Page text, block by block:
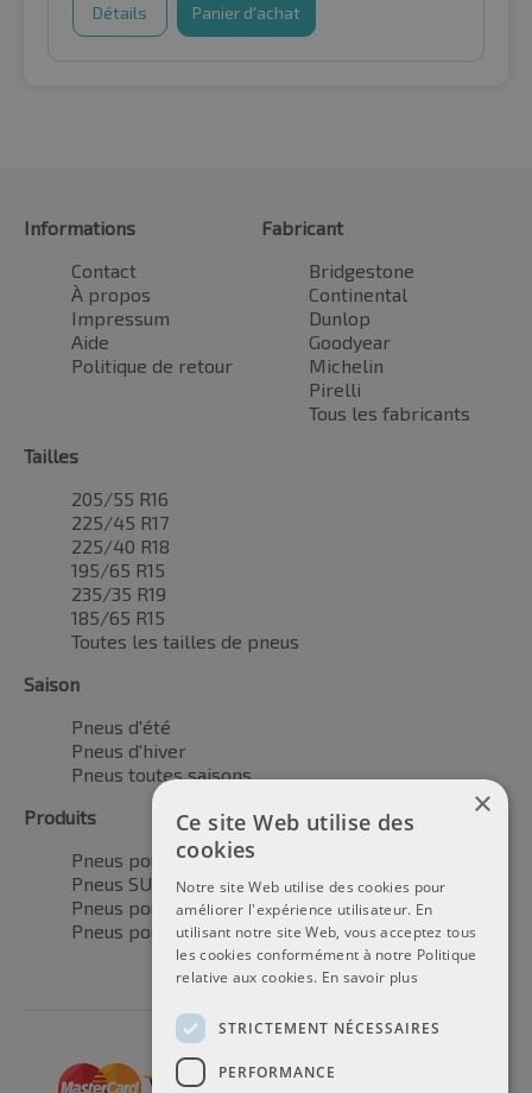
Détails Panier d'achat
Informations
Contact
À propos
Impressum
Aide
Politique de retour
Fabricant
Bridgestone
Continental
Dunlop
Goodyear
Michelin
Pirelli
Tous les fabricants
Tailles
205/55 R16
225/45 R17
225/40 R18
195/65 R15
235/35 R19
185/65 R15
Toutes les tailles de pneus
Saison
Pneus d'été
Pneus d'hiver
Pneus toutes saisons
Produits
Pneus pour voitures
Pneus SUV / 4x4
Pneus pour camionnettes
Pneus pour motos
×
Ce site Web utilise des
cookies
Notre site Web utilise des cookies pour
améliorer l'expérience utilisateur. En
utilisant notre site Web, vous acceptez tous
les cookies conformément à notre Politique
relative aux cookies. En savoir plus
STRICTEMENT NÉCESSAIRES
PERFORMANCE